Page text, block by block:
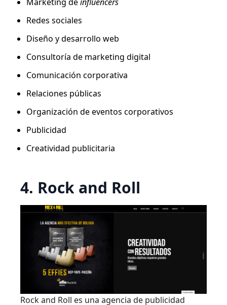
Redes sociales
Diseño y desarrollo web
Consultoría de marketing digital
Comunicación corporativa
Relaciones públicas
Organización de eventos corporativos
Publicidad
Creatividad publicitaria
4. Rock and Roll
Rock and Roll es una agencia de publicidad